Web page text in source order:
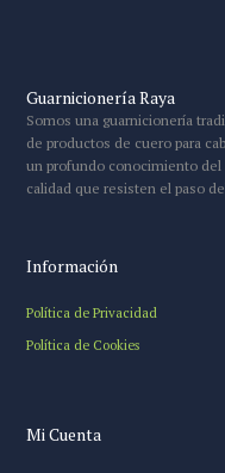
Guarnicionería Raya
Somos una guarnicionería
de productos de cuero para
un profundo conocimiento del
calidad que resisten el paso
Información
Política de Privacidad
Política de Cookies
Mi Cuenta